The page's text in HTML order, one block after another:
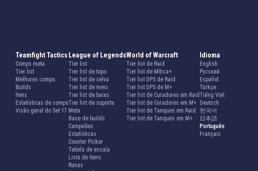
Teamfight Tactics
Comps meta
Tier list
Melhores comps
Builds
Itens
Estatísticas de comps
Visão geral do Set 17
League of Legends
Tier list
Tier list de topo
Tier list de selva
Tier list de meio
Tier list de baixo
Tier list de suporte
Meta
Base de builds
Campeões
Estatísticas
Counter Picker
Tabela de escala
Lista de itens
Runas
World of Warcraft
Tier list de Raid
Tier list de Mítica+
Tier list DPS de Raid
Tier list DPS de M+
Tier list de Curadores em Raid
Tier list de Curadores em M+
Tier list de Tanques em Raid
Tier list de Tanques em M+
Idioma
English
Русский
Español
Türkçe
Tiếng Việt
Deutsch
한국어
日本語
Português
Français